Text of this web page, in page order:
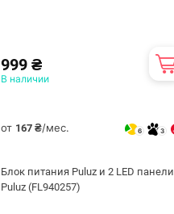
999 ₴
В наличии
от 167 ₴/мес. 6 3
Блок питания Puluz и 2 LED панели
Puluz (FL940257)